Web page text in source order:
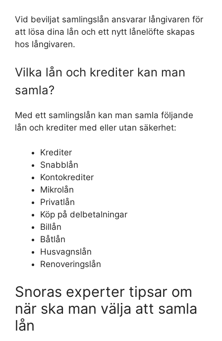
Vid beviljat samlingslån ansvarar långivaren för
att lösa dina lån och ett nytt lånelöfte skapas
hos långivaren.
Vilka lån och krediter kan man
samla?
Med ett samlingslån kan man samla följande
lån och krediter med eller utan säkerhet:
Krediter
Snabblån
Kontokrediter
Mikrolån
Privatlån
Köp på delbetalningar
Billån
Båtlån
Husvagnslån
Renoveringslån
Snoras experter tipsar om
när ska man välja att samla
lån